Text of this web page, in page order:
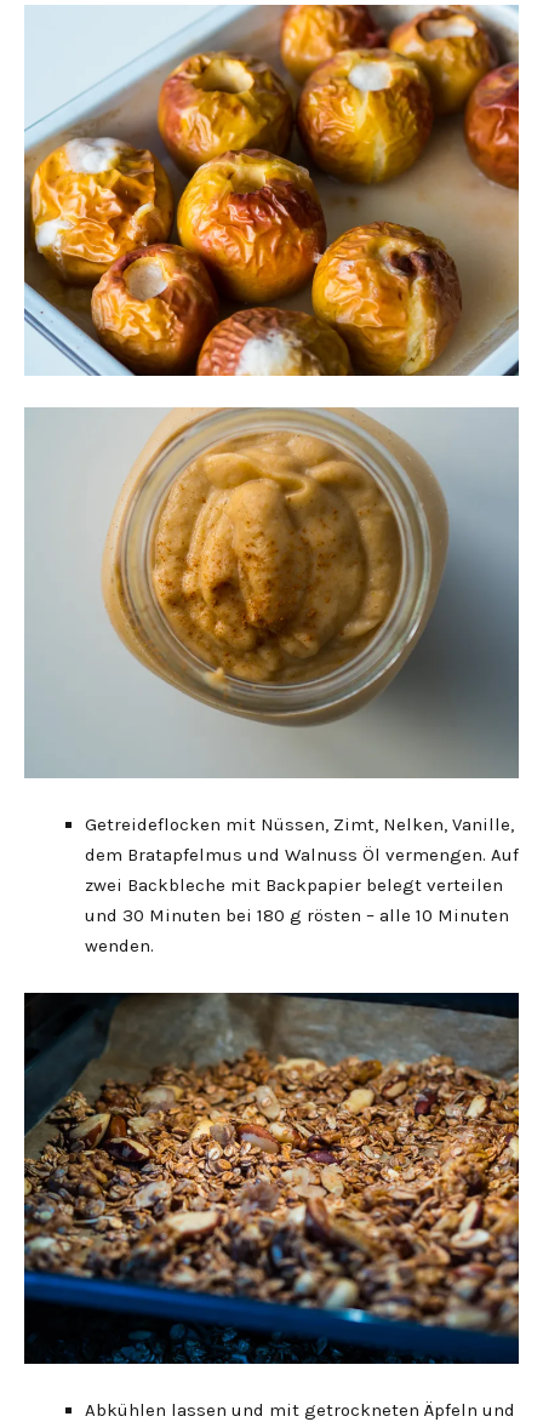
Getreideflocken mit Nüssen, Zimt, Nelken, Vanille,
dem Bratapfelmus und Walnuss Öl vermengen. Auf
zwei Backbleche mit Backpapier belegt verteilen
und 30 Minuten bei 180 g rösten – alle 10 Minuten
wenden.
Abkühlen lassen und mit getrockneten Äpfeln und